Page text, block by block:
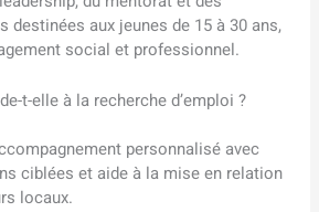
destinées aux jeunes de 15 à 30 ans,
social et professionnel.
t-elle à la recherche d’emploi ?
personnalisé avec
ciblées et aide à la mise en relation
locaux.